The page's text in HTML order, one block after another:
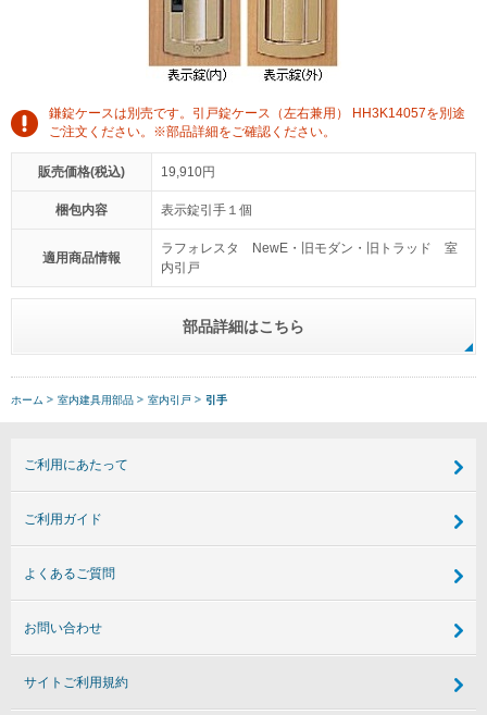
鎌錠ケースは別売です。引戸錠ケース（左右兼用） HH3K14057を別途
ご注文ください。※部品詳細をご確認ください。
販売価格(税込) 19,910円
梱包内容 表示錠引手１個
適用商品情報
ラフォレスタ NewE・旧モダン・旧トラッド 室
内引戸
部品詳細はこちら
ホーム 室内建具用部品 室内引戸 引手
ご利用にあたって
ご利用ガイド
よくあるご質問
お問い合わせ
サイトご利用規約